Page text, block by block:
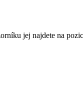
jej najdete na